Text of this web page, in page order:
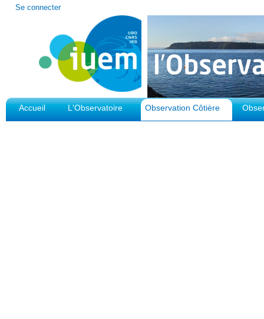
Outils
Se connecter
Accueil L'Observatoire Observation Côtière